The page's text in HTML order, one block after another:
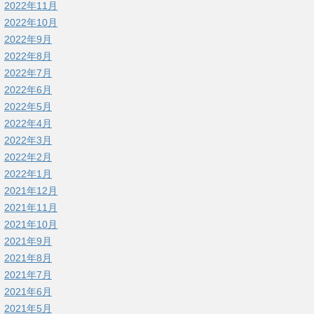
2022年11月
2022年10月
2022年9月
2022年8月
2022年7月
2022年6月
2022年5月
2022年4月
2022年3月
2022年2月
2022年1月
2021年12月
2021年11月
2021年10月
2021年9月
2021年8月
2021年7月
2021年6月
2021年5月